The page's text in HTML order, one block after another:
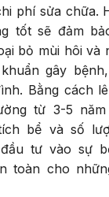
phí sửa chữa.
tốt sẽ đảm
bỏ mùi hôi và
gây
Bằng cách
từ 3-5
bể và số
tư vào sự
toàn cho